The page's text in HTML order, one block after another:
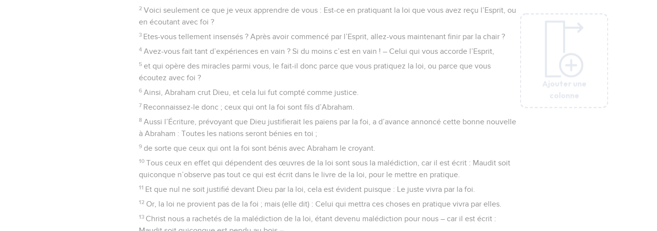
Ajouter une
colonne
Ajouter une
colonne
2 Voici seulement ce que je veux apprendre de vous : Est-ce en pratiquant la loi que vous avez reçu l’Esprit, ou
en écoutant avec foi ?
3 Etes-vous tellement insensés ? Après avoir commencé par l’Esprit, allez-vous maintenant finir par la chair ?
4 Avez-vous fait tant d’expériences en vain ? Si du moins c’est en vain ! – Celui qui vous accorde l’Esprit,
5 et qui opère des miracles parmi vous, le fait-il donc parce que vous pratiquez la loi, ou parce que vous
écoutez avec foi ?
6 Ainsi, Abraham crut Dieu, et cela lui fut compté comme justice.
7 Reconnaissez-le donc ; ceux qui ont la foi sont fils d’Abraham.
8 Aussi l’Écriture, prévoyant que Dieu justifierait les païens par la foi, a d’avance annoncé cette bonne nouvelle
à Abraham : Toutes les nations seront bénies en toi ;
9 de sorte que ceux qui ont la foi sont bénis avec Abraham le croyant.
10 Tous ceux en effet qui dépendent des œuvres de la loi sont sous la malédiction, car il est écrit : Maudit soit
quiconque n’observe pas tout ce qui est écrit dans le livre de la loi, pour le mettre en pratique.
11 Et que nul ne soit justifié devant Dieu par la loi, cela est évident puisque : Le juste vivra par la foi.
12 Or, la loi ne provient pas de la foi ; mais (elle dit) : Celui qui mettra ces choses en pratique vivra par elles.
13 Christ nous a rachetés de la malédiction de la loi, étant devenu malédiction pour nous – car il est écrit :
Ajouter une
colonne
Ajouter une
colonne
Ajouter une
colonne
Ajouter une
colonne